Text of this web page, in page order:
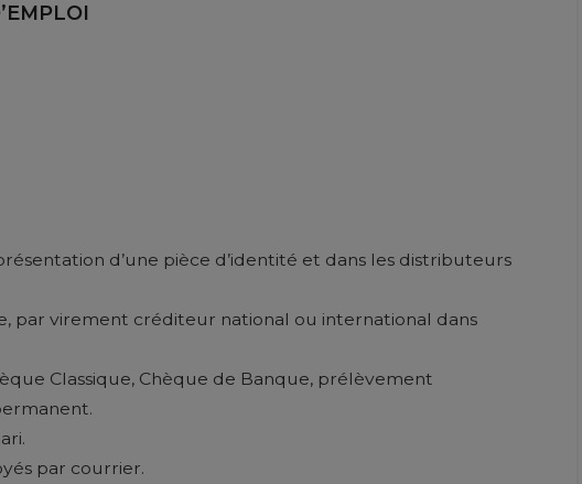
d’une pièce d’identité et dans les distributeurs
par virement créditeur national ou international dans
Classique, Chèque de Banque, prélèvement
par courrier.